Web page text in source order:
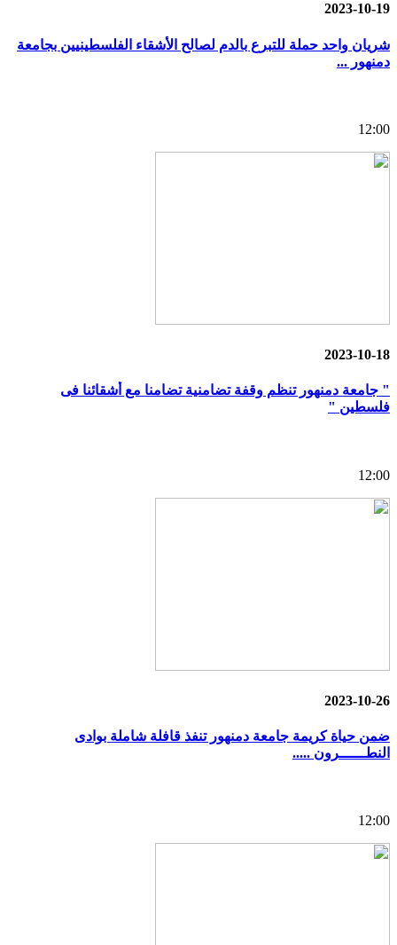
2023-10-19
شريان واحد حملة للتبرع بالدم لصالح الأشقاء الفلسطينيين بجامعة
دمنهور ...
12:00
2023-10-18
" جامعة دمنهور تنظم وقفة تضامنية تضامنا مع أشقائنا فى
فلسطين "
12:00
2023-10-26
ضمن حياة كريمة جامعة دمنهور تنفذ قافلة شاملة بوادى
النطــــــرون .....
12:00